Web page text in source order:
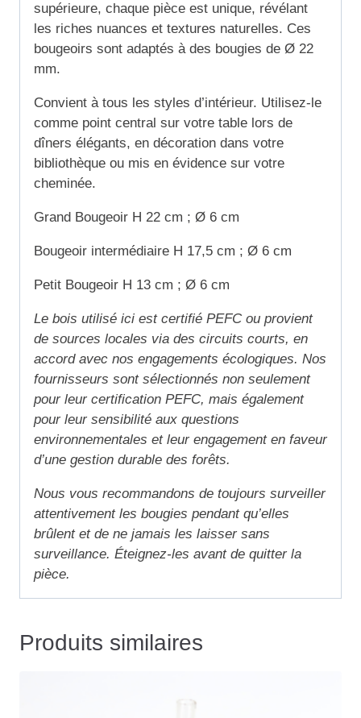
supérieure, chaque pièce est unique, révélant
les riches nuances et textures naturelles. Ces
bougeoirs sont adaptés à des bougies de Ø 22
mm.
Convient à tous les styles d’intérieur. Utilisez-le
comme point central sur votre table lors de
dîners élégants, en décoration dans votre
bibliothèque ou mis en évidence sur votre
cheminée.
Grand Bougeoir H 22 cm ; Ø 6 cm
Bougeoir intermédiaire H 17,5 cm ; Ø 6 cm
Petit Bougeoir H 13 cm ; Ø 6 cm
Le bois utilisé ici est certifié PEFC ou provient
de sources locales via des circuits courts, en
accord avec nos engagements écologiques. Nos
fournisseurs sont sélectionnés non seulement
pour leur certification PEFC, mais également
pour leur sensibilité aux questions
environnementales et leur engagement en faveur
d’une gestion durable des forêts.
Nous vous recommandons de toujours surveiller
attentivement les bougies pendant qu’elles
brûlent et de ne jamais les laisser sans
surveillance. Éteignez-les avant de quitter la
pièce.
Produits similaires